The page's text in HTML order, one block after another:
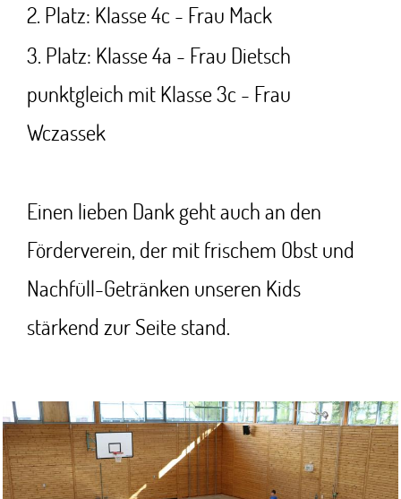
2. Platz: Klasse 4c - Frau Mack
3. Platz: Klasse 4a - Frau Dietsch
punktgleich mit Klasse 3c - Frau
Wczassek
Einen lieben Dank geht auch an den
Förderverein, der mit frischem Obst und
Nachfüll-Getränken unseren Kids
stärkend zur Seite stand.